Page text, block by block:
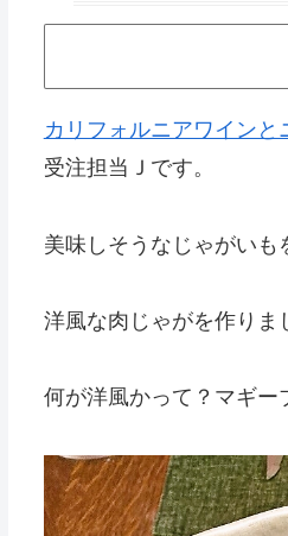
カリフォルニアワインと
受注担当Ｊです。
美味しそうなじゃがいも
洋風な肉じゃがを作りま
何が洋風かって？マギー